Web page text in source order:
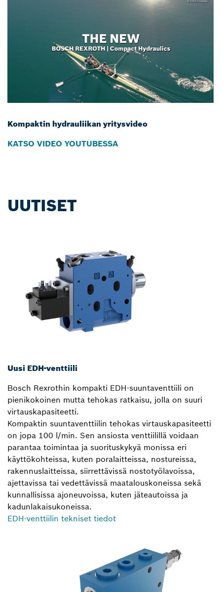
Kompaktin hydrauliikan yritysvideo
KATSO VIDEO YOUTUBESSA
UUTISET
Uusi EDH-venttiili
Bosch Rexrothin kompakti EDH-suuntaventtiili on
pienikokoinen mutta tehokas ratkaisu, jolla on suuri
virtauskapasiteetti.
Kompaktin suuntaventtiilin tehokas virtauskapasiteetti
on jopa 100 l/min. Sen ansiosta venttiilillä voidaan
parantaa toimintaa ja suorituskykyä monissa eri
käyttökohteissa, kuten poralaitteissa, nostureissa,
rakennuslaitteissa, siirrettävissä nostotyölavoissa,
ajettavissa tai vedettävissä maatalouskoneissa sekä
kunnallisissa ajoneuvoissa, kuten jäteautoissa ja
kadunlakaisukoneissa.
EDH-venttiilin tekniset tiedot